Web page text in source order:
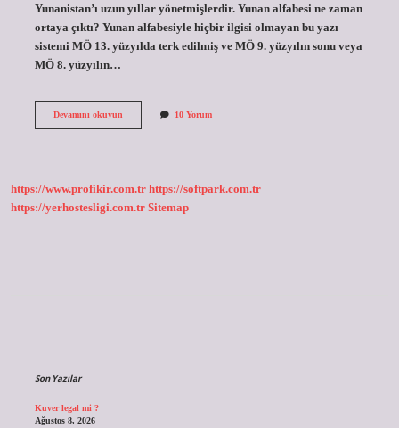
Yunanistan’ı uzun yıllar yönetmişlerdir. Yunan alfabesi ne zaman
ortaya çıktı? Yunan alfabesiyle hiçbir ilgisi olmayan bu yazı
sistemi MÖ 13. yüzyılda terk edilmiş ve MÖ 9. yüzyılın sonu veya
MÖ 8. yüzyılın…
Devamını okuyunYunanca
10 Yorum
https://www.profikir.com.tr https://softpark.com.tr
https://yerhostesligi.com.tr Sitemap
Son Yazılar
Kuver legal mi ?
Ağustos 8, 2026